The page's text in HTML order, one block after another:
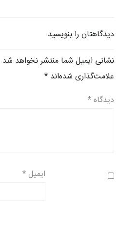
دیدگاهتان را بنویسید
نشانی ایمیل شما منتشر نخواهد شد.
علامت‌گذاری شده‌اند *
دیدگاه*
ایمیل*